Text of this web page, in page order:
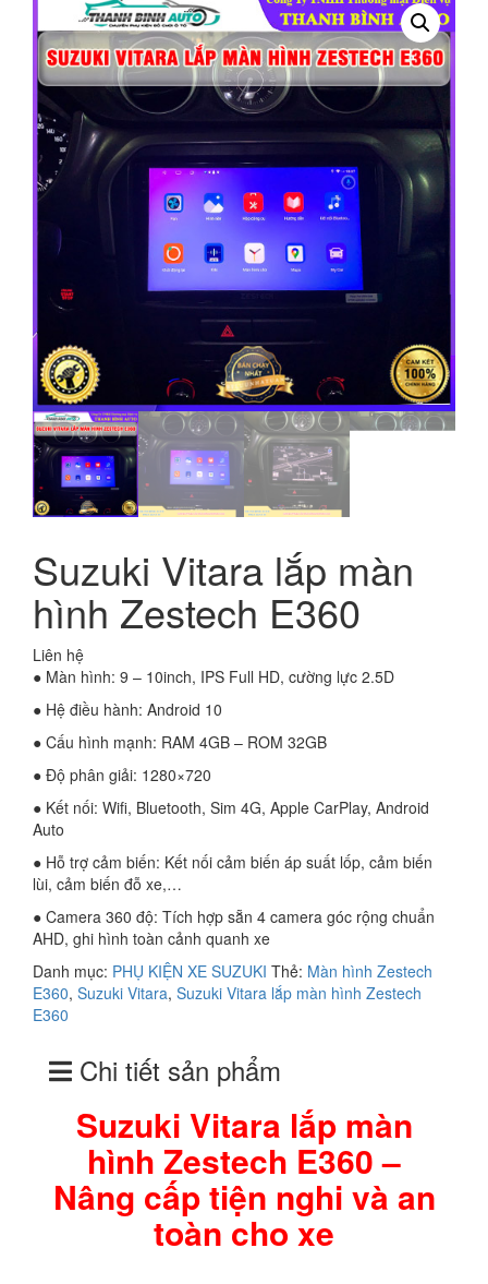
Suzuki Vitara lắp màn
hình Zestech E360
Liên hệ
● Màn hình: 9 – 10inch, IPS Full HD, cường lực 2.5D
● Hệ điều hành: Android 10
● Cấu hình mạnh: RAM 4GB – ROM 32GB
● Độ phân giải: 1280×720
● Kết nối: Wifi, Bluetooth, Sim 4G, Apple CarPlay, Android
Auto
● Hỗ trợ cảm biến: Kết nối cảm biến áp suất lốp, cảm biến
lùi, cảm biến đỗ xe,…
● Camera 360 độ: Tích hợp sẵn 4 camera góc rộng chuẩn
AHD, ghi hình toàn cảnh quanh xe
Danh mục: PHỤ KIỆN XE SUZUKI Thẻ: Màn hình Zestech
E360, Suzuki Vitara, Suzuki Vitara lắp màn hình Zestech
E360
Chi tiết sản phẩm
Suzuki Vitara lắp màn
hình Zestech E360 –
Nâng cấp tiện nghi và an
toàn cho xe